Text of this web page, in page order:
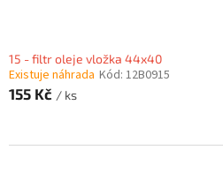
15 - filtr oleje vložka 44x40
Existuje náhrada Kód: 12B0915
155 Kč / ks